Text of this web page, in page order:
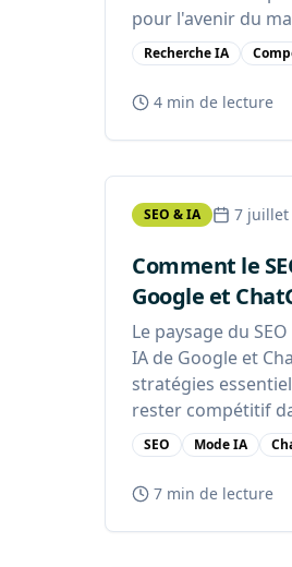
pour l'avenir du
Recherche IA
4 min de lecture
SEO & IA 7 juillet
Comment le
Google et
Le paysage du
IA de Google et
stratégies
rester compétitif
SEO Mode IA
7 min de lecture